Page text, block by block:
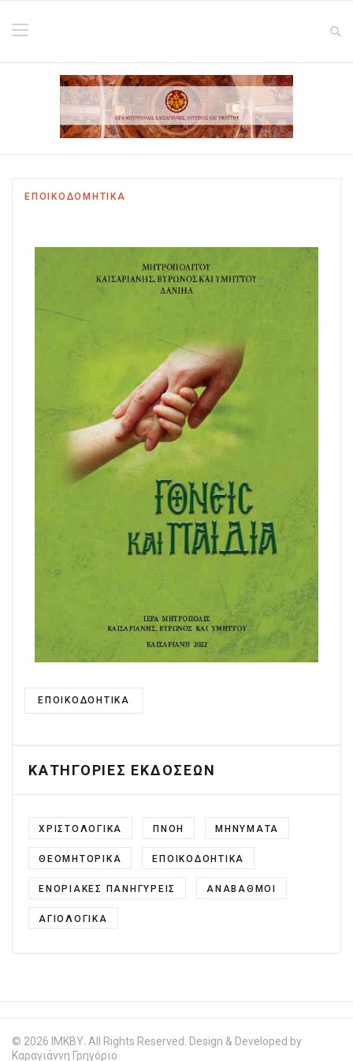
ΕΠΟΙΚΟΔΟΜΗΤΙΚΑ
ΕΠΟΙΚΟΔΟΗΤΙΚΑ
ΚΑΤΗΓΟΡΙΕΣ ΕΚΔΟΣΕΩΝ
ΧΡΙΣΤΟΛΟΓΙΚΑ ΠΝΟΗ ΜΗΝΥΜΑΤΑ
ΘΕΟΜΗΤΟΡΙΚΑ ΕΠΟΙΚΟΔΟΗΤΙΚΑ
ΕΝΟΡΙΑΚΕΣ ΠΑΝΗΓΥΡΕΙΣ ΑΝΑΒΑΘΜΟΙ
ΑΓΙΟΛΟΓΙΚΑ
© 2026 ΙΜΚΒΥ. All Rights Reserved. Design & Developed by
Καραγιάννη Γρηγόριο